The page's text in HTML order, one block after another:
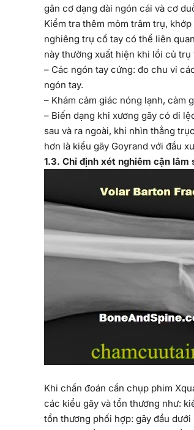
gân cơ dạng dài ngón cái và cơ
Kiểm tra thêm mỏm trâm trụ,
nghiêng trụ cổ tay có thể liên
này thường xuất hiện khi lồi củ
– Các ngón tay cứng: đo chu vi
ngón tay.
– Khám cảm giác nóng lạnh, cảm
– Biến dạng khi xương gãy có di
sau và ra ngoài, khi nhìn thẳng
hơn là kiểu gãy Goyrand với đầu
1.3. Chỉ định xét nghiêm cận lâm
Khi chẩn đoán cần chụp phim
các kiểu gãy và tổn thương như:
tổn thương phối hợp: gãy đầu